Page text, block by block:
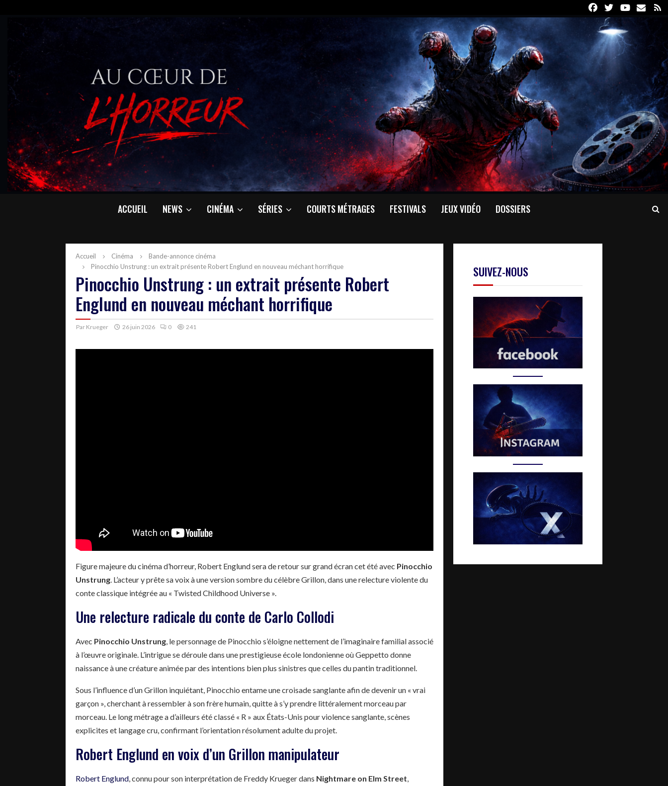
FacebookTwitterYoutube
Email
ACCUEIL NEWS CINÉMA SÉRIES COURTS MÉTRAGES FESTIVALS JEUX VIDÉO DOSSIERS
Accueil Cinéma
Bande-annonce cinéma
Pinocchio Unstrung : un extrait présente Robert Englund en nouveau méchant horrifique
Pinocchio Unstrung : un extrait présente Robert
Englund en nouveau méchant horrifique
Par Krueger 26 juin 2026 0 241
Figure majeure du cinéma d’horreur, Robert Englund sera de retour sur grand écran cet été avec Pinocchio
Unstrung . L’acteur y prête sa voix à une version sombre du célèbre Grillon, dans une relecture violente du
conte classique intégrée au « Twisted Childhood Universe ».
Une relecture radicale du conte de Carlo Collodi
Avec Pinocchio Unstrung , le personnage de Pinocchio s’éloigne nettement de l’imaginaire familial associé
à l’œuvre originale. L’intrigue se déroule dans une prestigieuse école londonienne où Geppetto donne
naissance à une créature animée par des intentions bien plus sinistres que celles du pantin traditionnel.
Sous l’influence d’un Grillon inquiétant, Pinocchio entame une croisade sanglante afin de devenir un « vrai
garçon », cherchant à ressembler à son frère humain, quitte à s’y prendre littéralement morceau par
morceau. Le long métrage a d’ailleurs été classé « R » aux États-Unis pour violence sanglante, scènes
explicites et langage cru, confirmant l’orientation résolument adulte du projet.
Robert Englund en voix d’un Grillon manipulateur
Robert Englund , connu pour son interprétation de Freddy Krueger dans Nightmare on Elm Street
SUIVEZ-NOUS